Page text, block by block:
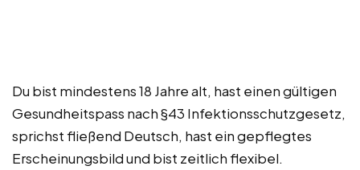
Du bist mindestens 18 Jahre alt, hast einen gültigen
Gesundheitspass nach §43 Infektionsschutzgesetz,
sprichst fließend Deutsch, hast ein gepflegtes
Erscheinungsbild und bist zeitlich flexibel.